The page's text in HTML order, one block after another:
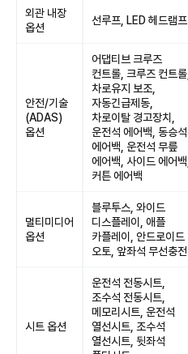
외관 내장
옵션
선루프, LED 헤드램프
안전/기술
(ADAS)
옵션
어댑티브 크루즈
컨트롤, 크루즈 컨트롤,
차로유지 보조,
자동긴급제동,
차로이탈 경고장치,
운전석 에어백, 동승석
에어백, 운전석 무릎
에어백, 사이드 에어백,
커튼 에어백
멀티미디어
옵션
블루투스, 와이드
디스플레이, 애플
카플레이, 안드로이드
오토, 앞좌석 무선충전
시트 옵션
운전석 전동시트,
조수석 전동시트,
메모리시트, 운전석
열선시트, 조수석
열선시트, 뒷좌석